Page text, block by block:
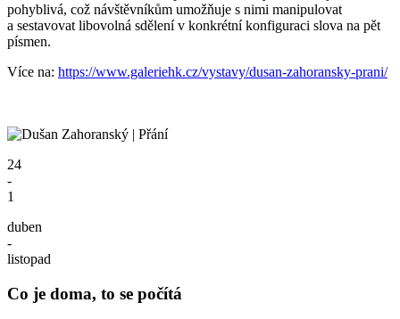
pohyblivá, což návštěvníkům umožňuje s nimi manipulovat
a sestavovat libovolná sdělení v konkrétní konfiguraci slova na pět
písmen.
Více na: https://www.galeriehk.cz/vystavy/dusan-zahoransky-prani/
24
-
1
duben
-
listopad
Co je doma, to se počítá